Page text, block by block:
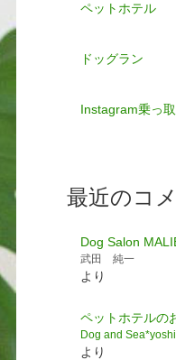
ペットホテル
ドッグラン
Instagram乗っ
最近のコ
Dog Salon
武田 純一
より
ペットホテルの
Dog and
より